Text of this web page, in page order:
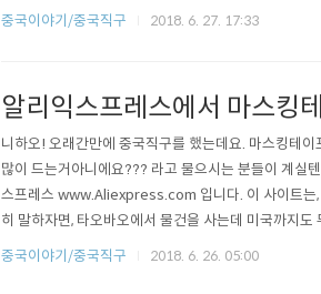
격도 아주 저렴해서 사기도 부담안되고, 한번 가지고
중국이야기/중국직구 2018. 6. 27. 17:33
알리익스프레스에서 마스킹
니하오! 오래간만에 중국직구를 했는데요. 마스킹테
많이 드는거아니에요??? 라고 물으시는 분들이 계실
스프레스 www.Aliexpress.com 입니다. 이 사이트는,
히 말하자면, 타오바오에서 물건을 사는데 미국까지
주는곳이죠. (더 자세한 내용은 다른 포스팅에서 틈
중국이야기/중국직구 2018. 6. 26. 05:00